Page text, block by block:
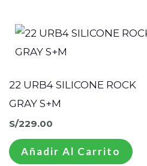
22 URB4 SILICONE ROCK
GRAY S+M
S/229.00
Añadir Al Carrito